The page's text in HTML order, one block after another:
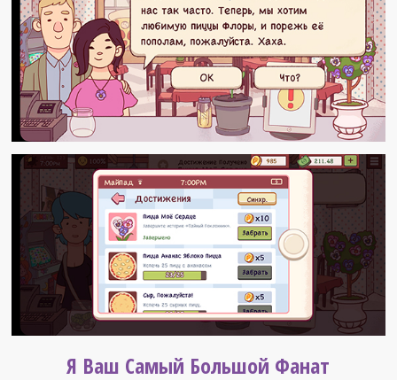
Я Ваш Самый Большой Фанат